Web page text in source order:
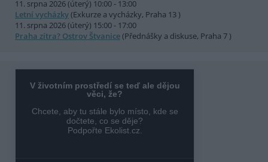
11. srpna 2026 (úterý) 10:00 - 13:00
Letní vycházky(Exkurze a vycházky, Praha 13 )
11. srpna 2026 (úterý) 15:00 - 17:00
Praha zítra? Ostrov Štvanice(Přednášky a diskuse, Praha 7 )